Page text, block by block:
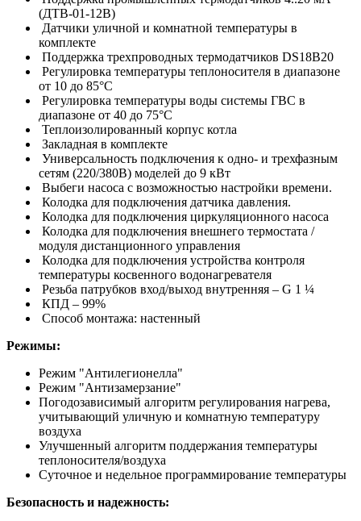
(ДТВ-01-12В)
Датчики уличной и комнатной температуры в
комплекте
Поддержка трехпроводных термодатчиков DS18B20
Регулировка температуры теплоносителя в диапазоне
от 10 до 85°С
Регулировка температуры воды системы ГВС в
диапазоне от 40 до 75°С
Теплоизолированный корпус котла
Закладная в комплекте
Универсальность подключения к одно- и трехфазным
сетям (220/380В) моделей до 9 кВт
Выбеги насоса с возможностью настройки времени.
Колодка для подключения датчика давления.
Колодка для подключения циркуляционного насоса
Колодка для подключения внешнего термостата /
модуля дистанционного управления
Колодка для подключения устройства контроля
температуры косвенного водонагревателя
Резьба патрубков вход/выход внутренняя – G 1 ¼
КПД – 99%
Способ монтажа: настенный
Режимы:
Режим "Антилегионелла"
Режим "Антизамерзание"
Погодозависимый алгоритм регулирования нагрева,
учитывающий уличную и комнатную температуру
воздуха
Улучшенный алгоритм поддержания температуры
теплоносителя/воздуха
Суточное и недельное программирование температуры
Безопасность и надежность: